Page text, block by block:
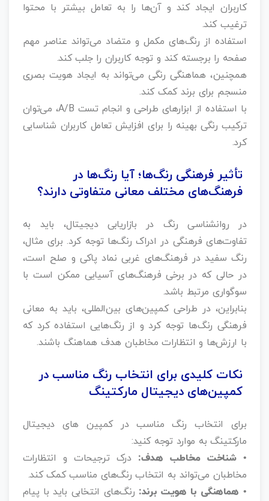
کاربران ایجاد کند و آن‌ها را به تعامل بیشتر با محتوا
ترغیب کند.
استفاده از رنگ‌های مکمل و متضاد می‌تواند عناصر مهم
صفحه را برجسته کند و توجه کاربران را جلب کند.
همچنین، هماهنگی رنگی می‌تواند به ایجاد هویت بصری
منسجم برای برند کمک کند.
با استفاده از ابزارهای طراحی و انجام تست A/B، می‌توان
ترکیب رنگی بهینه را برای افزایش تعامل کاربران شناسایی
کرد.
تأثیر فرهنگی رنگ‌ها؛ آیا رنگ‌ها در
فرهنگ‌های مختلف معانی متفاوتی دارند؟
در روانشناسی رنگ در بازاریابی دیجیتال، باید به
تفاوت‌های فرهنگی در ادراک رنگ‌ها توجه کرد. برای مثال،
رنگ سفید در فرهنگ‌های غربی نماد پاکی و صلح است،
در حالی که در برخی فرهنگ‌های آسیایی ممکن است با
سوگواری مرتبط باشد.
بنابراین، در طراحی کمپین‌های بین‌المللی، باید به معانی
فرهنگی رنگ‌ها توجه کرد و از رنگ‌هایی استفاده کرد که
با ارزش‌ها و انتظارات مخاطبان هدف هماهنگ باشند.
نکات کلیدی برای انتخاب رنگ مناسب در
کمپین‌های دیجیتال مارکتینگ
برای انتخاب رنگ مناسب در کمپین های دیجیتال
مارکتینگ به موارد توجه کنید:
• شناخت مخاطب هدف: درک ترجیحات و انتظارات
مخاطبان می‌تواند به انتخاب رنگ‌های مناسب کمک کند.
• هماهنگی با هویت برند: رنگ‌های انتخابی باید با پیام